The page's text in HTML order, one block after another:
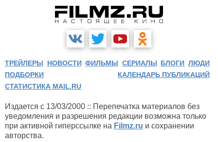
ТРЕЙЛЕРЫ НОВОСТИ ФИЛЬМЫ СЕРИАЛЫ БЛОГИ ЛЮДИ
ПОДБОРКИ
КАЛЕНДАРЬ ПУБЛИКАЦИЙ
СТАТИСТИКА MAIL.RU
Издается с 13/03/2000 :: Перепечатка материалов без
уведомления и разрешения редакции возможна только
при активной гиперссылке на Filmz.ru и сохранении
авторства.